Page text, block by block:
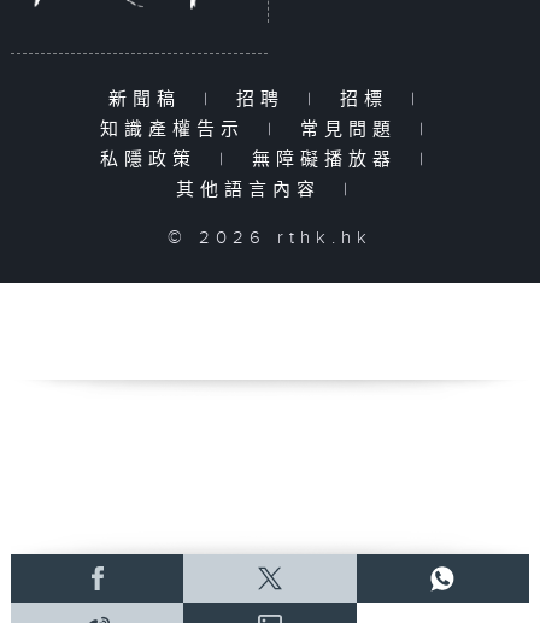
新聞稿 | 招聘 | 招標
|
知識產權告示
| 常見問題
|
私隱政策
| 無障礙播放器
|
其他語言內容
|
© 2026 rthk.hk